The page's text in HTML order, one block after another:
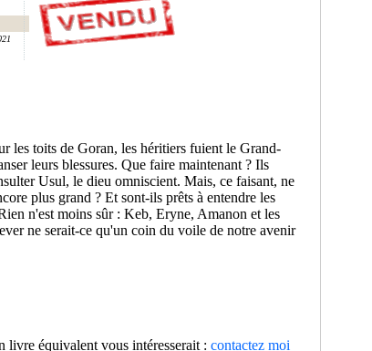
les toits de Goran, les héritiers fuient le Grand-
leurs blessures. Que faire maintenant ? Ils
Usul, le dieu omniscient. Mais, ce faisant, ne
plus grand ? Et sont-ils prêts à entendre les
n'est moins sûr : Keb, Eryne, Amanon et les
ne serait-ce qu'un coin du voile de notre avenir
livre équivalent vous intéresserait :contactez moi